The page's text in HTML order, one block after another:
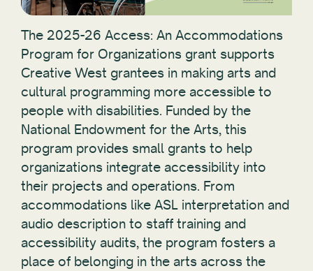
The 2025-26 Access: An Accommodations
Program for Organizations grant supports
Creative West grantees in making arts and
cultural programming more accessible to
people with disabilities. Funded by the
National Endowment for the Arts, this
program provides small grants to help
organizations integrate accessibility into
their projects and operations. From
accommodations like ASL interpretation and
audio description to staff training and
accessibility audits, the program fosters a
place of belonging in the arts across the